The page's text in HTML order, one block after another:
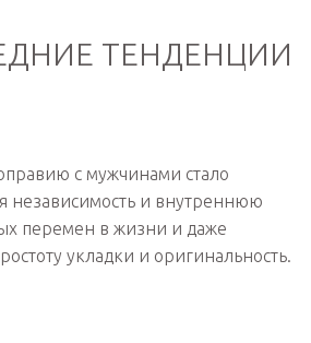
ТЕНДЕНЦИИ
с мужчинами стало
независимость и внутреннюю
перемен в жизни и даже
укладки и оригинальность.